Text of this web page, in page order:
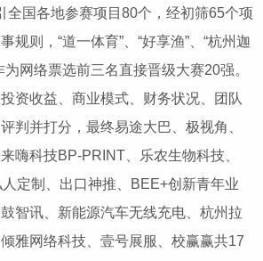
国各地参赛项目80个，经初筛65个项
规则，“道一体育”、“好享渔”、“杭州迦
网络票选前三名直接晋级大赛20强。
资收益、商业模式、财务状况、团队
判并打分，最终易途大巴、极视角、
嗨科技BP-PRINT、乐农生物科技、
定制、出口神推、BEE+创新青年业
智讯、新能源汽车无线充电、杭州拉
雅网络科技、壹号展服、校赢赢共17